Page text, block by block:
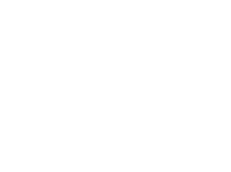
Teslimatta hasar veya ürün